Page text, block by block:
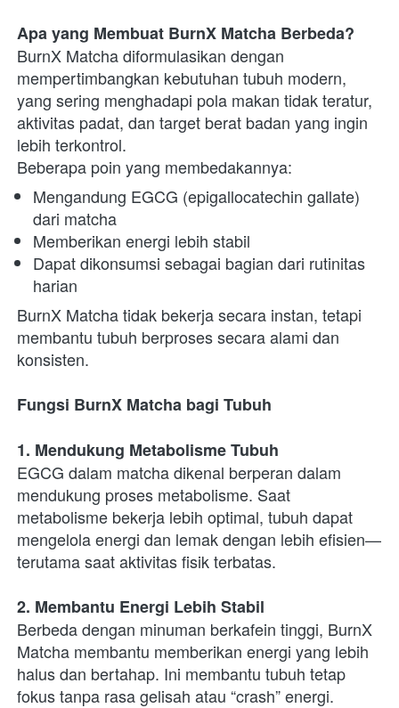
Apa yang Membuat BurnX Matcha Berbeda?
BurnX Matcha diformulasikan dengan
mempertimbangkan kebutuhan tubuh modern,
yang sering menghadapi pola makan tidak teratur,
aktivitas padat, dan target berat badan yang ingin
lebih terkontrol.
Beberapa poin yang membedakannya:
Mengandung EGCG (epigallocatechin gallate)
dari matcha
Memberikan energi lebih stabil
Dapat dikonsumsi sebagai bagian dari rutinitas
harian
BurnX Matcha tidak bekerja secara instan, tetapi
membantu tubuh berproses secara alami dan
konsisten.
Fungsi BurnX Matcha bagi Tubuh
1. Mendukung Metabolisme Tubuh
EGCG dalam matcha dikenal berperan dalam
mendukung proses metabolisme. Saat
metabolisme bekerja lebih optimal, tubuh dapat
mengelola energi dan lemak dengan lebih efisien—
terutama saat aktivitas fisik terbatas.
2. Membantu Energi Lebih Stabil
Berbeda dengan minuman berkafein tinggi, BurnX
Matcha membantu memberikan energi yang lebih
halus dan bertahap. Ini membantu tubuh tetap
fokus tanpa rasa gelisah atau “crash” energi.